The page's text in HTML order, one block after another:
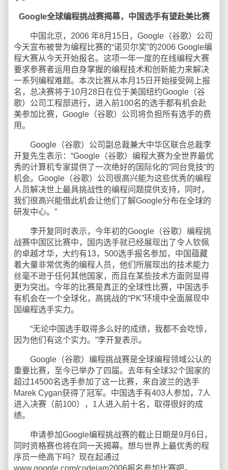
Google全球编程挑战赛揭幕，中国选手有望赴美比赛
中国北京，2006 年8月15日，Google（谷歌）公司
今天宣布被誉为编程比赛的“诺贝尔奖”的2006 Google编
程大赛从今天开始报名。这项一年一度的在线编程大赛
要求参赛者运用自身掌握的编程技术和创新能力来解决
一系列编程难题。本次比赛从本月15日开始接受网上报
名，总决赛将于10月28日在位于美国纽约Google（谷
歌）公司工程部进行，进入前100名的选手都有机会赴
美参加比赛，Google（谷歌）公司将负担所有选手的费
用。
Google（谷歌）公司副总裁兼大中华区联合总裁李
开复先生表示：“Google（谷歌）编程大赛为全世界最优
秀的计算机专家提供了一次绝好的国际化的”同台竞技“的
机会。Google（谷歌）公司很高兴能为这些优秀的编程
人员解决世上最具挑战性的编程问题提供支持，同时，
我们很高兴能借此机会让他们了解Google分布在全球的
研发中心。”
李开复同时表示，今年初的Google（谷歌）编程挑
战赛中国区比赛中，国内选手就已经展现出了令人钦佩
的卓越才华，大约有13，500选手报名参加，中国蕴藏
着大量非常优秀的编程人员，他们所展现出的技术能力
丝毫不逊于任何其他国家，而且在某些技术方面则显得
更为突出。今年的比赛是真正的全球性比赛，中国选手
有机会在一个全球化，高挑战的“PK”环境中全面展现中
国编程选手实力。
“无论中国选手取得多么好的成绩，我都不会吃惊，
因为他们有这个实力。”李开复表示。
Google（谷歌）编程挑战赛是全球编程领域公认的
重要比赛，至今已举办了四届。去年有全球32个国家的
超过14500名选手参加了这一比赛，来自波兰的选手
Marek Cygan获得了冠军。中国选手有403人参加，7人
进入决赛（前100），1人进入前十名，取得很好的成
绩。
申请参加Google编程挑战赛的截止日期是9月6日，
同时资格赛也将在同一天揭幕。想与世界上最优秀的程
序员一绝高下吗？现在起通过
www.google.com/codejam2006报名参加比赛吧。